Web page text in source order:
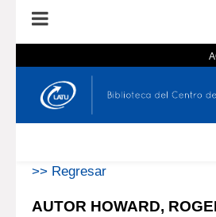
En el catálogo
>> Regresar
AUTOR HOWARD,